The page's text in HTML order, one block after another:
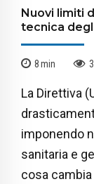
Nuovi limiti
tecnica
8min
La Direttiva
imponendo
sanitaria e
cosa cambia